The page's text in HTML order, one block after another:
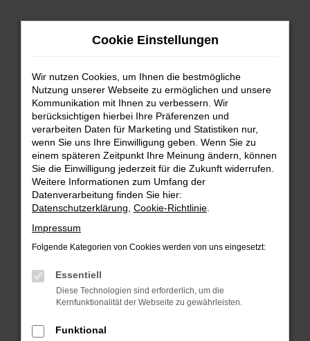
Zum
FEHLER: NETWORK ERROR
Beim Laden ist ein Fehler aufgetreten.
Hier sind ein paar Tipps, die dir helfen können:
Überprüfe deine Firewall und deine
Internetverbindung.
Laden andere Webseiten, zum Beispiel deine
Manche Erweiterungen, wie Werbeblocker,
verhindern. Funktioniert die Seite in einem
Cookie Einstellungen
Wir nutzen Cookies, um Ihnen die bestmögliche
Nutzung unserer Webseite zu ermöglichen und unsere
Kommunikation mit Ihnen zu verbessern. Wir
berücksichtigen hierbei Ihre Präferenzen und
verarbeiten Daten für Marketing und Statistiken nur,
wenn Sie uns Ihre Einwilligung geben. Wenn Sie zu
einem späteren Zeitpunkt Ihre Meinung ändern, können
Sie die Einwilligung jederzeit für die Zukunft widerrufen.
Weitere Informationen zum Umfang der
Datenverarbeitung finden Sie hier:
Datenschutzerklärung Cookie-Richtlinie
Impressum
Folgende Kategorien von Cookies werden von uns eingesetzt:
Essentiell
Diese Technologien sind erforderlich, um die
Kernfunktionalität der Webseite zu gewährleisten.
Funktional